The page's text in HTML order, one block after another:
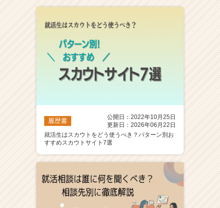
カ
ト
届
く
就
活
キ
リ
（C
h
履歴書
公開日：2022年10月25日
更新日：2026年06月22日
就活生はスカウトをどう使うべき？パターン別お
すすめスカウトサイト7選